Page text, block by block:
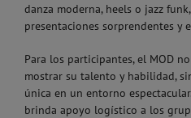
danza moderna, heels o jazz
presentaciones sorprendentes y
Para los participantes, el MOD
mostrar su talento y habilidad,
única en un entorno
brinda apoyo logístico a los